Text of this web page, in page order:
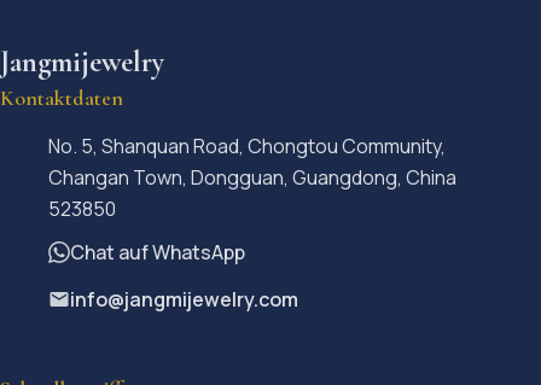
Jangmijewelry
Kontaktdaten
No. 5, Shanquan Road, Chongtou Community,
Changan Town, Dongguan, Guangdong, China
523850
Chat auf WhatsApp
info@jangmijewelry.com